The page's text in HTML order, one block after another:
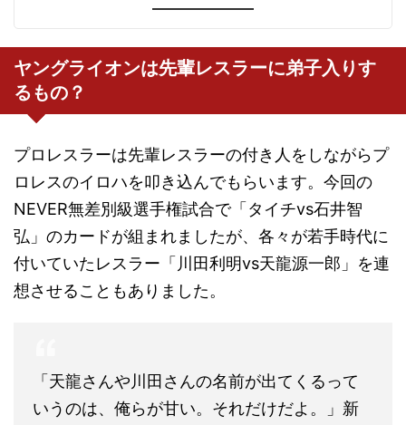
ヤングライオンは先輩レスラーに弟子入りす
るもの？
プロレスラーは先輩レスラーの付き人をしながらプ
ロレスのイロハを叩き込んでもらいます。今回の
NEVER無差別級選手権試合で「タイチvs石井智
弘」のカードが組まれましたが、各々が若手時代に
付いていたレスラー「川田利明vs天龍源一郎」を連
想させることもありました。
「天龍さんや川田さんの名前が出てくるって
いうのは、俺らが甘い。それだけだよ。」新